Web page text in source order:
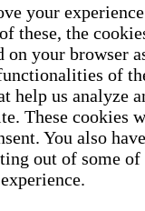
your
these, the
on your browser
of
help us analyze
These cookies
You also
out of some of